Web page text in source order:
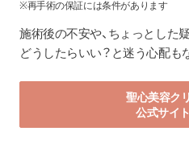
※再手術の保証には条件があります
施術後の不安や、ちょっとした
どうしたらいい？と迷う心配も
聖心美容ク
公式サイ